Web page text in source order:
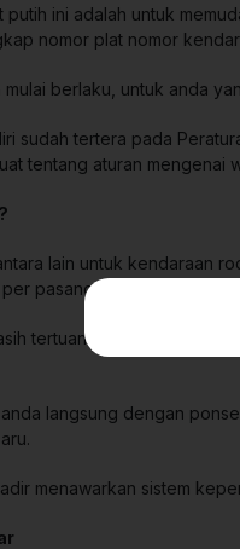
putih ini adalah untuk
nomor plat nomor
berlaku, untuk anda
sudah tertera pada
tentang aturan mengenai
lain untuk kendaraan
pasang.
tertuang pada aturan
langsung dengan
menawarkan sistem